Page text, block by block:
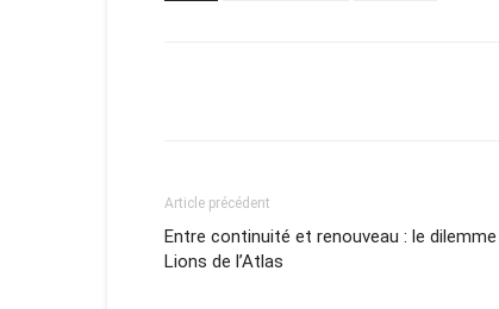
Article précédent
Entre continuité et renouveau : le
Lions de l’Atlas